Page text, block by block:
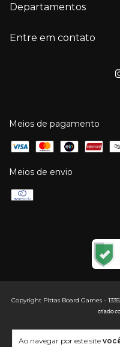
Ao navegar por este site
Departamentos
Entre em contato
Meios de pagamento
Meios de envio
Copyright Pittas Board Games -